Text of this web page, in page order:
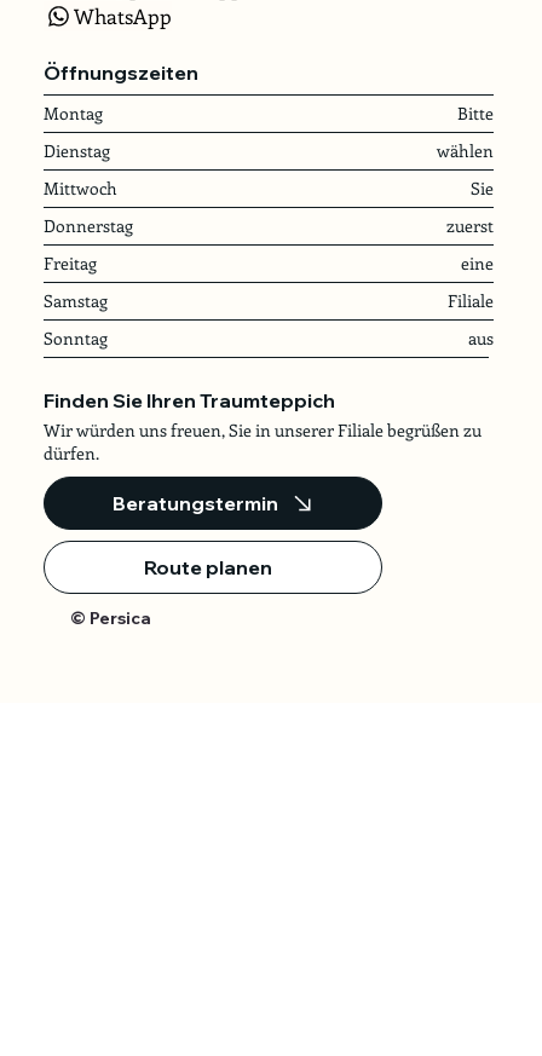
WhatsApp
Öffnungszeiten
Montag
Bitte
Dienstag
wählen
Mittwoch
Sie
Donnerstag
zuerst
Freitag
eine
Samstag
Filiale
Sonntag
aus
Finden Sie Ihren Traumteppich
Wir würden uns freuen, Sie in unserer Filiale begrüßen zu
dürfen.
Beratungstermin
Route planen
© Persica